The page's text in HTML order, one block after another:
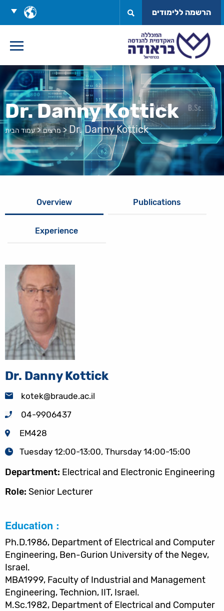
לתוכן
בחר
שפה
הרשמה ללימודים
Dr. Danny Kottick
עמוד הבית>מרצים>Dr. Danny Kottick
Overview Publications
Experience
Dr. Danny Kottick
kotek@braude.ac.il
04-9906437
EM428
Tuesday 12:00-13:00, Thursday 14:00-15:00
Department: Electrical and Electronic Engineering
Role: Senior Lecturer
Education :
Ph.D.1986, Department of Electrical and Computer
Engineering, Ben-Gurion University of the Negev,
Israel.
MBA1999, Faculty of Industrial and Management
Engineering, Technion, IIT, Israel.
M.Sc.1982, Department of Electrical and Computer